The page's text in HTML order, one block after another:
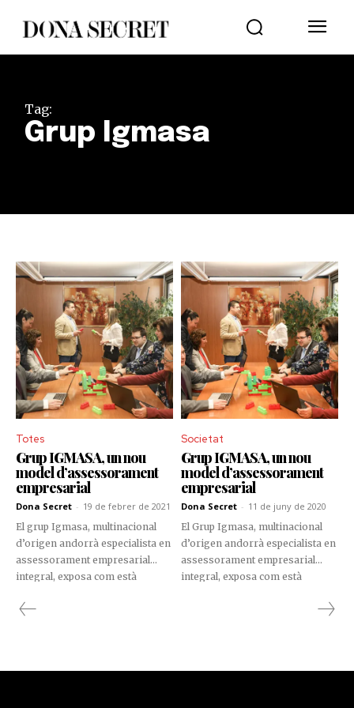
Tag:
Grup Igmasa
Totes
Grup IGMASA, un nou
model d’assessorament
empresarial
Dona Secret - 19 de febrer de 2021
El grup Igmasa, multinacional
d’origen andorrà especialista en
assessorament empresarial
integral, exposa com està
mercat nacional, a través dels
Societat
Grup IGMASA, un nou
model d’assessorament
empresarial
Dona Secret - 11 de juny de 2020
El Grup Igmasa, multinacional
d’origen andorrà especialista en
assessorament empresarial
integral, exposa com està